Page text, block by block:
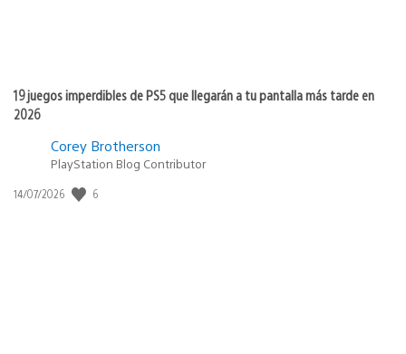
19 juegos imperdibles de PS5 que llegarán a tu pantalla más tarde en
2026
Corey Brotherson
PlayStation Blog Contributor
Fecha
14/07/2026 6